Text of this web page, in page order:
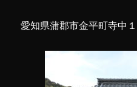
愛知県蒲郡市金平町寺中１